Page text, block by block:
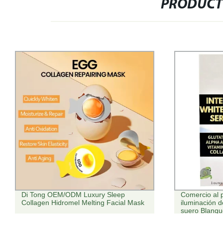
Di Tong OEM/ODM Luxury Sleep
Collagen Hidromel Melting Facial Mask
Comercio al
iluminación
suero